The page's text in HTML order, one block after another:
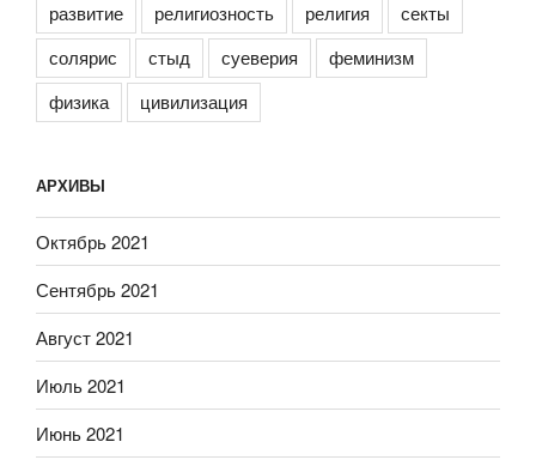
развитие религиозность религия
секты
солярис
стыд суеверия
феминизм
физика
цивилизация
АРХИВЫ
Октябрь 2021
Сентябрь 2021
Август 2021
Июль 2021
Июнь 2021